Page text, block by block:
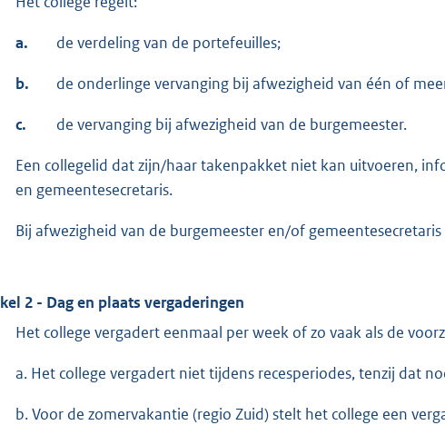
a. de verdeling van de portefeuilles;
b. de onderlinge vervanging bij afwezigheid van één of
c. de vervanging bij afwezigheid van de burgemeester.
Een collegelid dat zijn/haar takenpakket niet kan uitvoeren,
en gemeentesecretaris.
Bij afwezigheid van de burgemeester en/of
2 - Dag en plaats vergaderingen
Het college vergadert eenmaal per week of zo vaak als de
a. Het college vergadert niet tijdens recesperiodes, tenzij dat
b. Voor de zomervakantie (regio Zuid) stelt het college een